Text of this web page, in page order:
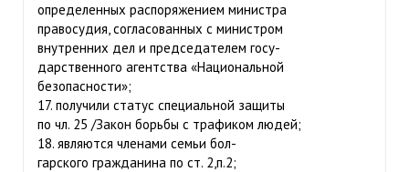
определенных распоряжением министра
правосудия, согласованных с министром
внутренних дел и председателем госу-
дарственного агентства «Национальной
безопасности»;
17. получили статус специальной защиты
по чл. 25 /Закон борьбы с трафиком людей;
18. являются членами семьи бол-
гарского гражданина по ст. 2,п.2;